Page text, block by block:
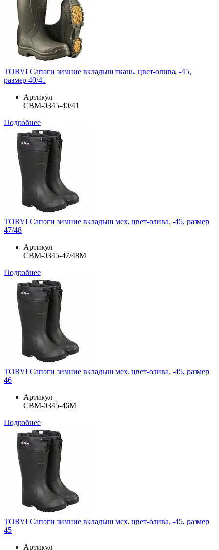
TORVI Сапоги зимние вкладыш ткань, цвет-олива, -45,
размер 40/41
Артикул
СВМ-0345-40/41
Подробнее
TORVI Сапоги зимние вкладыш мех, цвет-олива, -45, размер
47/48
Артикул
СВМ-0345-47/48М
Подробнее
TORVI Сапоги зимние вкладыш мех, цвет-олива, -45, размер
46
Артикул
СВМ-0345-46М
Подробнее
TORVI Сапоги зимние вкладыш мех, цвет-олива, -45, размер
45
Артикул